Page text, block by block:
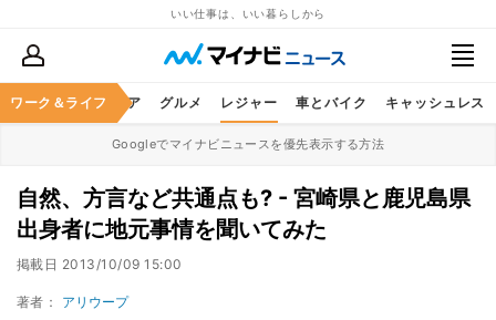
いい仕事は、いい暮らしから
ワーク＆ライフ
暮らし ヘルスケア グルメ レジャー 車とバイク キャッシュレス
Googleでマイナビニュースを優先表示する方法
自然、方言など共通点も? - 宮崎県と鹿児島県
出身者に地元事情を聞いてみた
掲載日 2013/10/09 15:00
著者： アリウープ